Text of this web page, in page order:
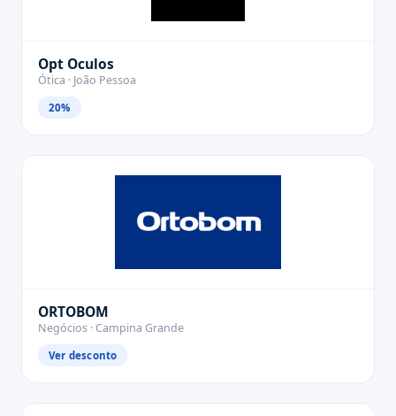
Opt Oculos
Ótica · João Pessoa
20%
ORTOBOM
Negócios · Campina Grande
Ver desconto